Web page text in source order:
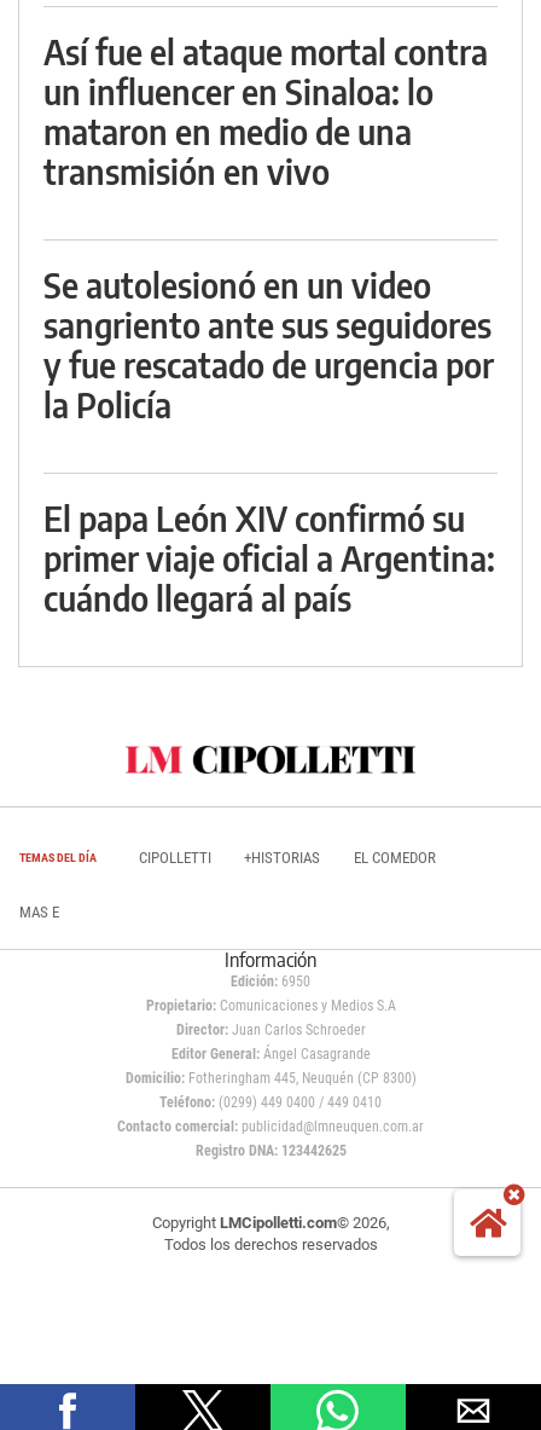
Así fue el ataque mortal contra
un influencer en Sinaloa: lo
mataron en medio de una
transmisión en vivo
Se autolesionó en un video
sangriento ante sus seguidores
y fue rescatado de urgencia por
la Policía
El papa León XIV confirmó su
primer viaje oficial a Argentina:
cuándo llegará al país
TEMAS DEL DÍA CIPOLLETTI +HISTORIAS EL COMEDOR
MAS E
Información
Edición: 6950
Propietario:Comunicaciones y Medios S.A
Director: Juan Carlos Schroeder
Editor General:Ángel Casagrande
Domicilio:Fotheringham 445, Neuquén (CP 8300)
Teléfono: (0299) 449 0400 / 449 0410
Contacto comercial: publicidad@lmneuquen.com.ar
Registro DNA: 123442625
Copyright LMCipolletti.com© 2026,
Todos los derechos reservados